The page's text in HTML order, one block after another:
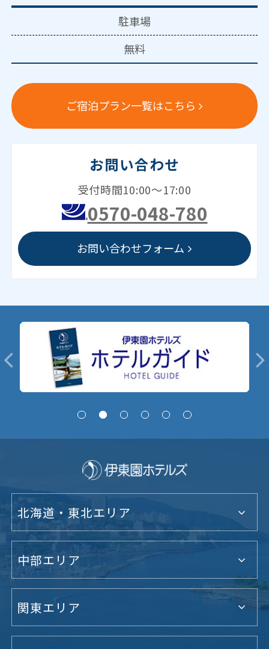
駐車場
無料
ご宿泊プラン一覧はこちら
お問い合わせ
受付時間10:00～17:00
0570-048-780
お問い合わせフォーム
北海道・東北エリア
中部エリア
関東エリア